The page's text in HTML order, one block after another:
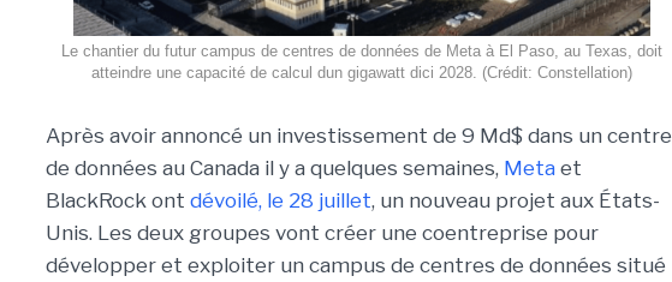
Le chantier du futur campus de centres de données de Meta à El Paso, au Texas, doit
atteindre une capacité de calcul dun gigawatt dici 2028. (Crédit: Constellation)
Après avoir annoncé un investissement de 9 Md$ dans un centre
de données au Canada il y a quelques semaines, Meta et
BlackRock ont dévoilé, le 28 juillet, un nouveau projet aux États-
Unis. Les deux groupes vont créer une coentreprise pour
développer et exploiter un campus de centres de données situé